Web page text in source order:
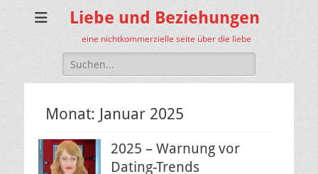
Liebe und Beziehungen
eine nichtkommerzielle seite über die liebe
Suche
nach:
Monat: Januar 2025
2025 – Warnung vor
Dating-Trends